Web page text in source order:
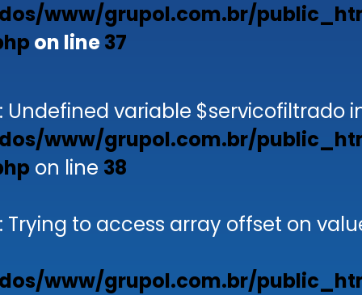
www/grupol.com.br/
on line37
Undefined variable $servicofiltrado
www/grupol.com.br/
on line 38
Trying to access array offset on
www/grupol.com.br/